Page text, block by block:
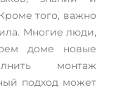
того, важно
Многие люди,
доме новые
монтаж
подход может